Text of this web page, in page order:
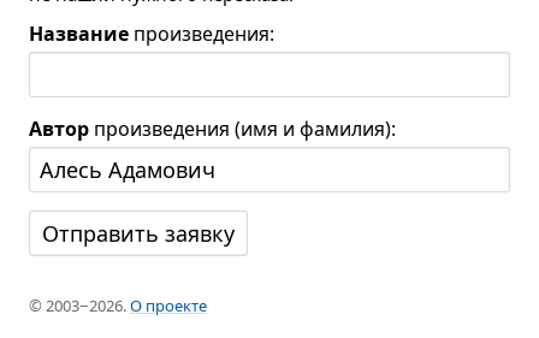
Название произведения:
Автор произведения (имя и фамилия):
© 2003−2026.О проекте